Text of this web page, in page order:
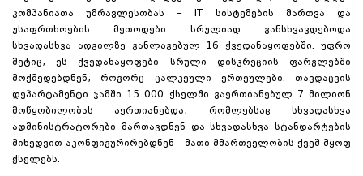
კომპანიათა უმრავლესობას – IT სისტემების მართვა და
უსაფრთხოების მეთოდები სრულიად განსხვავდებოდა
სხვადასხვა ადგილზე განლაგებულ 16 ქვედანაყოფებში. უფრო
მეტიც, ეს ქვედანაყოფები სრული დისკრეციის ფარგლებში
მოქმედებდნენ, როგორც ცალკეული ერთეულები. თავდაცვის
დეპარტამენტი ჯამში 15 000 ქსელში გაერთიანებულ 7 მილიონ
მოწყობილობას აერთიანებდა, რომლებსაც სხვადასხვა
ადმინისტრატორები მართავდნენ და სხვადასხვა სტანდარტების
მიხედვით აკონფიგურირებდნენ მათი მმართველობის ქვეშ მყოფ
ქსელებს.